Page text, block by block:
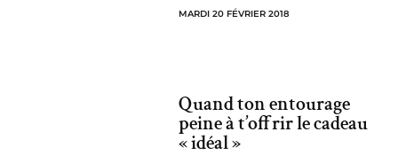
MARDI 20 FÉVRIER 2018
Quand ton entourage
peine à t’offrir le cadeau
« idéal »